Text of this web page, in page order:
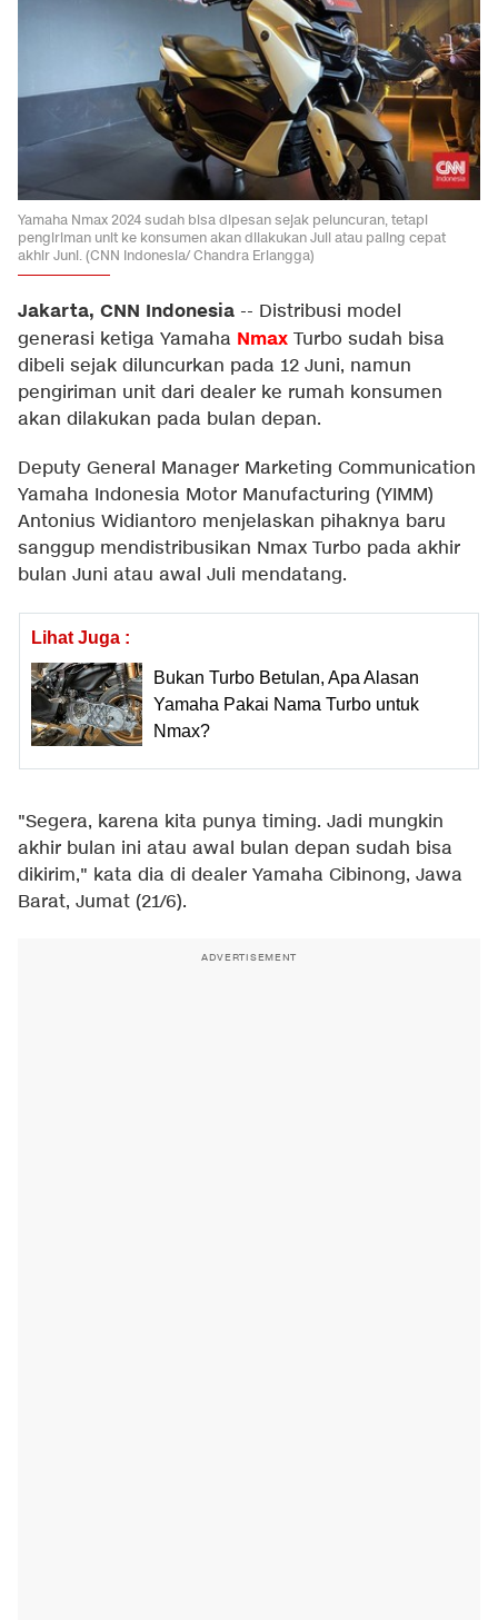
Yamaha Nmax 2024 sudah bisa dipesan sejak peluncuran, tetapi
pengiriman unit ke konsumen akan dilakukan Juli atau paling cepat
akhir Juni. (CNN Indonesia/ Chandra Erlangga)
Jakarta, CNN Indonesia -- Distribusi model
generasi ketiga Yamaha Nmax Turbo sudah bisa
dibeli sejak diluncurkan pada 12 Juni, namun
pengiriman unit dari dealer ke rumah konsumen
akan dilakukan pada bulan depan.
Deputy General Manager Marketing Communication
Yamaha Indonesia Motor Manufacturing (YIMM)
Antonius Widiantoro menjelaskan pihaknya baru
sanggup mendistribusikan Nmax Turbo pada akhir
bulan Juni atau awal Juli mendatang.
Lihat Juga :
Bukan Turbo Betulan, Apa Alasan
Yamaha Pakai Nama Turbo untuk
Nmax?
"Segera, karena kita punya timing. Jadi mungkin
akhir bulan ini atau awal bulan depan sudah bisa
dikirim," kata dia di dealer Yamaha Cibinong, Jawa
Barat, Jumat (21/6).
ADVERTISEMENT